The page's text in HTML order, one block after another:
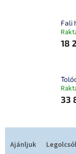
Fali
18
33
Ajánljuk